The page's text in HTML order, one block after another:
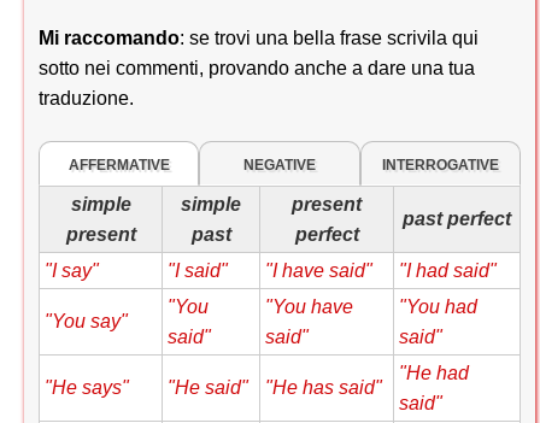
Mi raccomando: se trovi una bella frase scrivila qui
sotto nei commenti, provando anche a dare una tua
traduzione.
AFFERMATIVE NEGATIVE INTERROGATIVE
simple
present
simple
past
present
perfect
past perfect
"I say" "I said" "I have said" "I had said"
"You say"
"You
said"
"You have
said"
"You had
said"
"He says" "He said" "He has said"
"He had
said"